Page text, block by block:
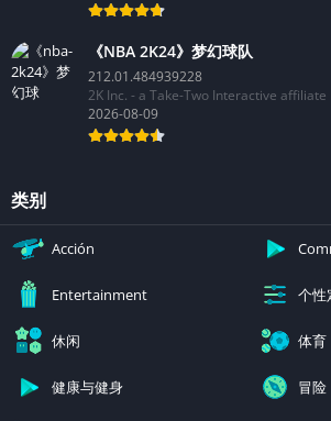
《NBA 2K24》梦幻球队
212.01.484939228
2K Inc. - a Take-Two Interactive affiliate
2026-08-09
类别
Acción
Entertainment 个性
休闲 体育
健康与健身 冒险